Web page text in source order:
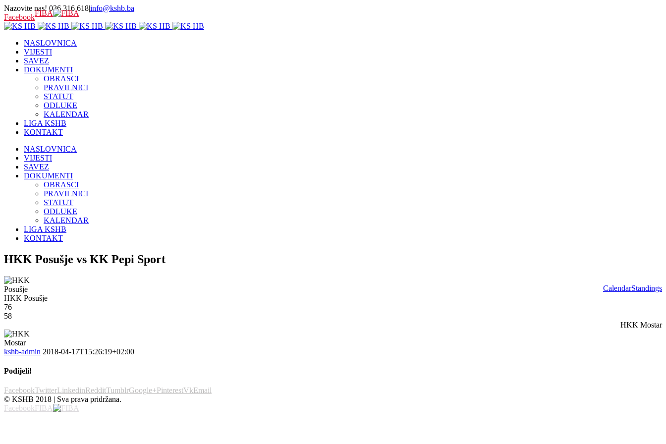
Nazovite nas! 036 316 618|info@kshb.ba
FacebookFIBA
NASLOVNICA
VIJESTI
SAVEZ
DOKUMENTI
OBRASCI
PRAVILNICI
STATUT
ODLUKE
KALENDAR
LIGA KSHB
KONTAKT
NASLOVNICA
VIJESTI
SAVEZ
DOKUMENTI
OBRASCI
PRAVILNICI
STATUT
ODLUKE
KALENDAR
LIGA KSHB
KONTAKT
HKK Posušje vs KK Pepi Sport
CalendarStandings
HKK Posušje
76
58
HKK Mostar
kshb-admin 2018-04-17T15:26:19+02:00
Podijeli!
FacebookTwitterLinkedinRedditTumblrGoogle+PinterestVkEmail
© KSHB 2018 | Sva prava pridržana.
FacebookFIBA